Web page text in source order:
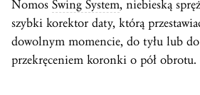
Nomos Swing System, niebieską
szybki korektor daty, którą
dowolnym momencie, do tyłu lub
przekręceniem koronki o pół obrotu.